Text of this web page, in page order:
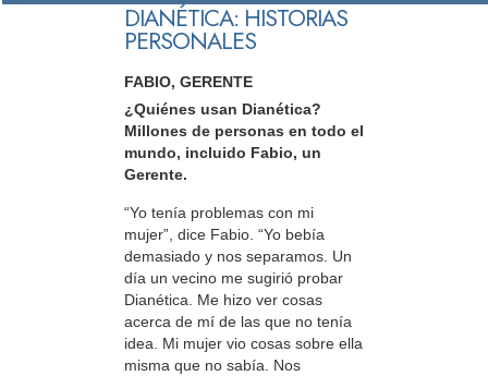
DIANÉTICA: HISTORIAS
PERSONALES
FABIO, GERENTE
¿Quiénes usan Dianética?
Millones de personas en todo el
mundo, incluido Fabio, un
Gerente.
“Yo tenía problemas con mi
mujer”, dice Fabio. “Yo bebía
demasiado y nos separamos. Un
día un vecino me sugirió probar
Dianética. Me hizo ver cosas
acerca de mí de las que no tenía
idea. Mi mujer vio cosas sobre ella
misma que no sabía. Nos